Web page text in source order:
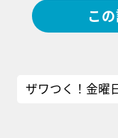
こ
ザワつく！金曜